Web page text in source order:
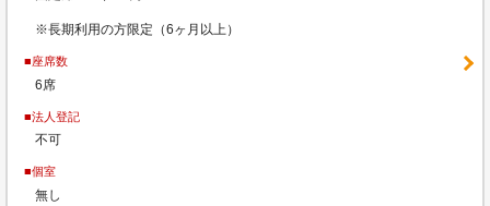
※長期利用の方限定（6ヶ月以上）
■座席数
6席
■法人登記
不可
■個室
無し